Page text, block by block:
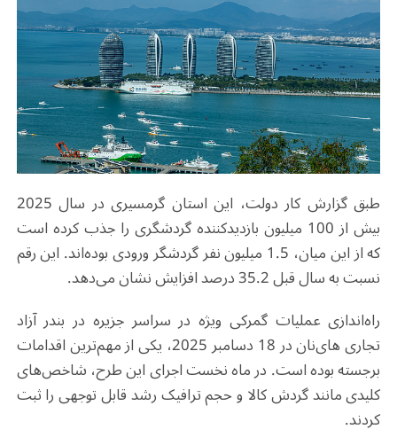
طبق گزارش کار دولت، این استان گرمسیری در سال 2025
بیش از 100 میلیون بازدیدکننده گردشگری را جذب کرده است
که از این میان، 1.5 میلیون نفر گردشگر ورودی بوده‌اند. این رقم
نسبت به سال قبل 35.2 درصد افزایش نشان می‌دهد.
راه‌اندازی عملیات گمرکی ویژه در سراسر جزیره در بندر آزاد
تجاری های‌نان در 18 دسامبر 2025، یکی از مهم‌ترین اقدامات
برجسته بوده است. در ماه نخست اجرای این طرح، شاخص‌های
کلیدی مانند گردش کالا و حجم ترافیک رشد قابل توجهی را ثبت
کردند.